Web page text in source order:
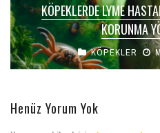
KÖPEKLERDE LYME
KORUNMA
KÖPEKLER
Henüz Yorum Yok